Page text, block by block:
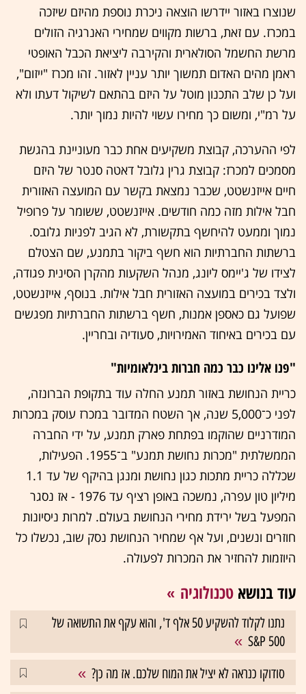
שנוצרו באזור יידרשו הוצאה ניכרת נוספת מהיזם שיזכה
במכרז. עם זאת, ברשות מקווים שמחירי האנרגיה הזולים
מרשת החשמל הסולארית והקירבה ליציאת הכבל האופטי
ראמן מהים האדום תמשוך יותר עניין לאזור. זהו מכרז "ייזום",
ועל כן שלב התכנון מוטל על היזם בהתאם לשיקול דעתו ולא
על רמ"י, ומשום כך מחירו עשוי להיות נמוך יותר.
לפי ההערכה, קבוצת משקיעים אחת כבר מעוניינת בהגשת
מסמכים למכרז: קבוצת גרין גלובל דאטה סנטר של היזם
חיים אייזנשטט, שכבר נמצאת בקשר עם המועצה האזורית
חבל אילות מזה כמה חודשים. אייזנשטט, ששומר על פרופיל
נמוך וממעט להיחשף בתקשורת, לא הגיב לפניות גלובס.
ברשתות החברתיות הוא חשף ביקור בתמנע, שם הצטלם
לצידו של ג'יימס ליונג, מנהל השקעות מהקרן הסינית פגודה,
ולצד בכירים במועצה האזורית חבל אילות. בנוסף, אייזנשטט,
שפועל גם כאספן אמנות, חשף ברשתות החברתיות מפגשים
עם בכירים באיחוד האמירויות, סעודיה ובחריין.
"פנו אלינו כבר כמה חברות בינלאומיות"
כריית הנחושת באזור תמנע החלה עוד בתקופת הברונזה,
לפני כ־5,000 שנה, אך השטח המדובר במכרז עוסק במכרות
המודרניים שהוקמו בפתחת פארק תמנע, על ידי החברה
הממשלתית "מכרות נחושת תמנע" ב־1955. הפעילות,
שכללה כריית מתכות כגון נחושת ומנגן בהיקף של עד 1.1
מיליון טון עפרה, נמשכה באופן רציף עד 1976 - אז נסגר
המפעל בשל ירידת מחירי הנחושת בעולם. למרות ניסיונות
חוזרים ונשנים, ועל אף שמחיר הנחושת נסק שוב, נכשלו כל
היוזמות להחזיר את המכרות לפעולה.
עוד בנושא טכנולוגיה
נתנו לקלוד להשקיע 50 אלף ד', והוא עקף את התשואה של
S&P 500
סודוקו כנראה לא יציל את המוח שלכם. אז מה כן?